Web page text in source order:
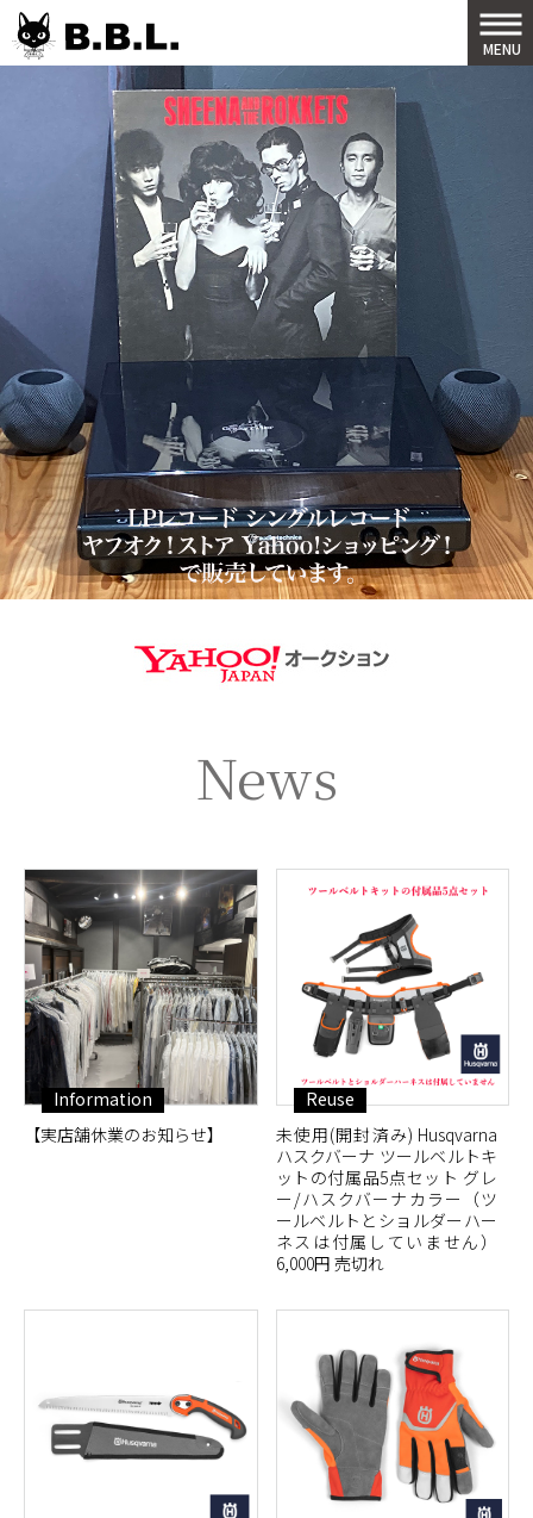
MENU
News
Information
【実店舗休業のお知らせ】
Reuse
未使用(開封済み) Husqvarna
ハスクバーナ ツールベルトキ
ットの付属品5点セット グレ
ー/ハスクバーナカラー（ツ
ールベルトとショルダーハー
ネスは付属していません）
6,000円 売切れ